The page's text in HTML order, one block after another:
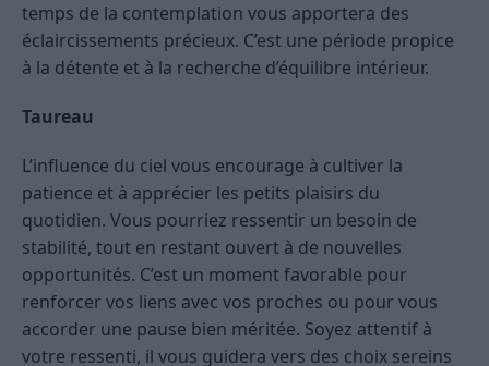
temps de la contemplation vous apportera des
éclaircissements précieux. C’est une période propice
à la détente et à la recherche d’équilibre intérieur.
Taureau
L’influence du ciel vous encourage à cultiver la
patience et à apprécier les petits plaisirs du
quotidien. Vous pourriez ressentir un besoin de
stabilité, tout en restant ouvert à de nouvelles
opportunités. C’est un moment favorable pour
renforcer vos liens avec vos proches ou pour vous
accorder une pause bien méritée. Soyez attentif à
votre ressenti, il vous guidera vers des choix sereins